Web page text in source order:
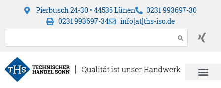
Pierbusch 24-30 • 44536 Lünen
0231 993697-30
0231 993697-34
info[at]ths-iso.de